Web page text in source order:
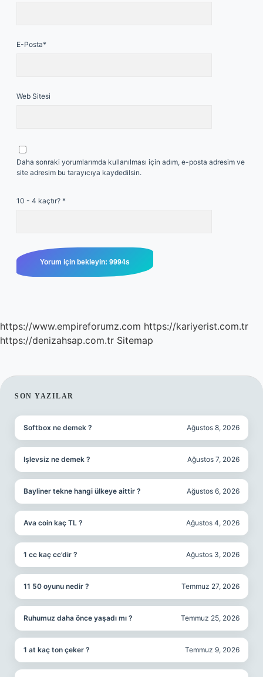
E-Posta*
Web Sitesi
Daha sonraki yorumlarımda kullanılması için adım, e-posta adresim ve
site adresim bu tarayıcıya kaydedilsin.
10 - 4 kaçtır? *
https://www.empireforumz.com https://kariyerist.com.tr
https://denizahsap.com.tr Sitemap
SIDEBAR
SON YAZILAR
Softbox ne demek ? Ağustos 8, 2026
Işlevsiz ne demek ? Ağustos 7, 2026
Bayliner tekne hangi ülkeye aittir ? Ağustos 6, 2026
Ava coin kaç TL ? Ağustos 4, 2026
1 cc kaç cc’dir ? Ağustos 3, 2026
11 50 oyunu nedir ? Temmuz 27, 2026
Ruhumuz daha önce yaşadı mı ? Temmuz 25, 2026
1 at kaç ton çeker ? Temmuz 9, 2026